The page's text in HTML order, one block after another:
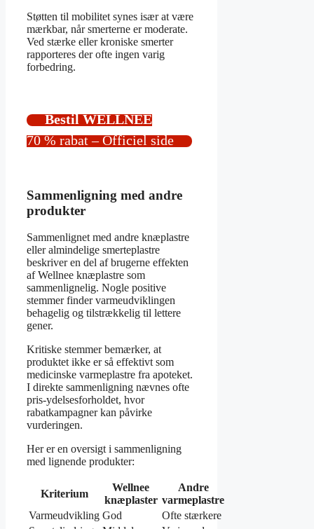
Støtten til mobilitet synes især at være
mærkbar, når smerterne er moderate.
Ved stærke eller kroniske smerter
rapporteres der ofte ingen varig
forbedring.
Bestil WELLNEE
70 % rabat – Officiel side
Sammenligning med andre
produkter
Sammenlignet med andre knæplastre
eller almindelige smerteplastre
beskriver en del af brugerne effekten
af Wellnee knæplastre som
sammenlignelig. Nogle positive
stemmer finder varmeudviklingen
behagelig og tilstrækkelig til lettere
gener.
Kritiske stemmer bemærker, at
produktet ikke er så effektivt som
medicinske varmeplastre fra apoteket.
I direkte sammenligning nævnes ofte
pris-ydelsesforholdet, hvor
rabatkampagner kan påvirke
vurderingen.
Her er en oversigt i sammenligning
med lignende produkter:
Kriterium
Wellnee
knæplaster
Andre
varmeplastre
Varmeudvikling God
Ofte stærkere